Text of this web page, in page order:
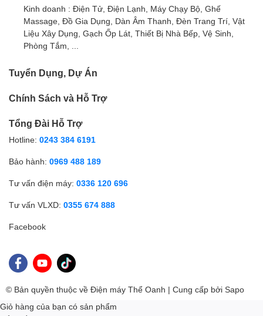
Kinh doanh : Điện Tử, Điện Lạnh, Máy Chạy Bộ, Ghế
Massage, Đồ Gia Dụng, Dàn Âm Thanh, Đèn Trang Trí, Vật
Liệu Xây Dụng, Gạch Ốp Lát, Thiết Bị Nhà Bếp, Vệ Sinh,
Phòng Tắm, ...
Tuyển Dụng, Dự Án
Chính Sách và Hỗ Trợ
Tổng Đài Hỗ Trợ
Hotline: 0243 384 6191
Bảo hành: 0969 488 189
Tư vấn điện máy: 0336 120 696
Tư vấn VLXD: 0355 674 888
Facebook
© Bản quyền thuộc về Điện máy Thể Oanh | Cung cấp bởi Sapo
Giỏ hàng của bạn có sản phẩm